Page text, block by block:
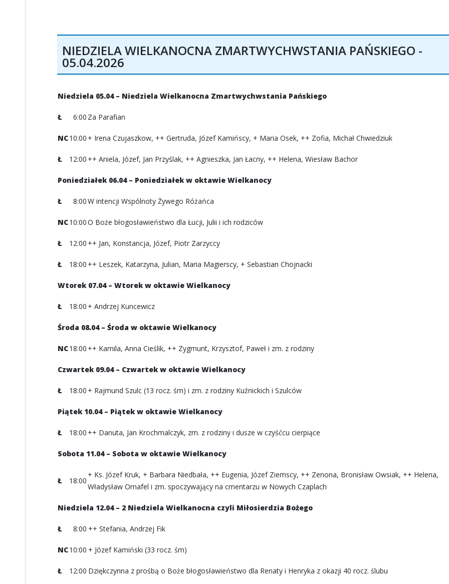
NIEDZIELA WIELKANOCNA ZMARTWYCHWSTANIA PAŃSKIEGO -
05.04.2026
Niedziela 05.04 – Niedziela Wielkanocna Zmartwychwstania Pańskiego
Ł 6:00 Za Parafian
NC10:00 + Irena Czujaszkow, ++ Gertruda, Józef Kamińscy, + Maria Osek, ++ Zofia, Michał Chwiedziuk
Ł 12:00 ++ Aniela, Józef, Jan Przyślak, ++ Agnieszka, Jan Łacny, ++ Helena, Wiesław Bachor
Poniedziałek 06.04 – Poniedziałek w oktawie Wielkanocy
Ł 8:00W intencji Wspólnoty Żywego Różańca
NC10:00O Boże błogosławieństwo dla Łucji, Julii i ich rodziców
Ł 12:00 ++ Jan, Konstancja, Józef, Piotr Zarzyccy
Ł 18:00 ++ Leszek, Katarzyna, Julian, Maria Magierscy, + Sebastian Chojnacki
Wtorek 07.04 – Wtorek w oktawie Wielkanocy
Ł 18:00 + Andrzej Kuncewicz
Środa 08.04 – Środa w oktawie Wielkanocy
NC18:00 ++ Kamila, Anna Cieślik, ++ Zygmunt, Krzysztof, Paweł i zm. z rodziny
Czwartek 09.04 – Czwartek w oktawie Wielkanocy
Ł 18:00 + Rajmund Szulc (13 rocz. śm) i zm. z rodziny Kuźnickich i Szulców
Piątek 10.04 – Piątek w oktawie Wielkanocy
Ł 18:00 ++ Danuta, Jan Krochmalczyk, zm. z rodziny i dusze w czyśćcu cierpiące
Sobota 11.04 – Sobota w oktawie Wielkanocy
Ł 18:00
+ Ks. Józef Kruk, + Barbara Niedbała, ++ Eugenia, Józef Ziemscy, ++ Zenona, Bronisław Owsiak, ++ Helena,
Władysław Ornafel i zm. spoczywający na cmentarzu w Nowych Czaplach
Niedziela 12.04 – 2 Niedziela Wielkanocna czyli Miłosierdzia Bożego
Ł 8:00 ++ Stefania, Andrzej Fik
NC10:00 + Józef Kamiński (33 rocz. śm)
Ł 12:00 Dziękczynna z prośbą o Boże błogosławieństwo dla Renaty i Henryka z okazji 40 rocz. ślubu